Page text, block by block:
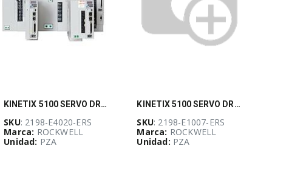
KINETIX 5100 SERVO DRIVE, 480V THREE PHASE, 2.0KW
SKU: 2198-E4020-ERS
Marca: ROCKWELL
Unidad: PZA
KINETIX 5100 SERVO DRIVE, , 0.75KW
SKU: 2198-E1007-ERS
Marca: ROCKWELL
Unidad: PZA